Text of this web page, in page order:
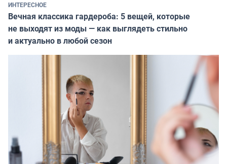
ИНТЕРЕСНОЕ
Вечная классика гардероба: 5 вещей, которые
не выходят из моды — как выглядеть стильно
и актуально в любой сезон